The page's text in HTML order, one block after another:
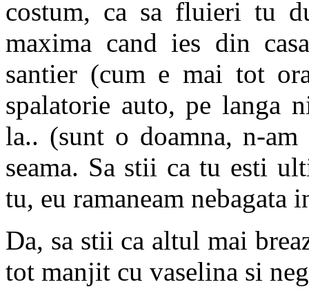
costum, ca sa fluieri tu
maxima cand ies din
santier (cum e mai tot
spalatorie auto, pe langa
la.. (sunt o doamna, n-
seama. Sa stii ca tu esti
tu, eu ramaneam nebagata
Da, sa stii ca altul mai
tot manjit cu vaselina si